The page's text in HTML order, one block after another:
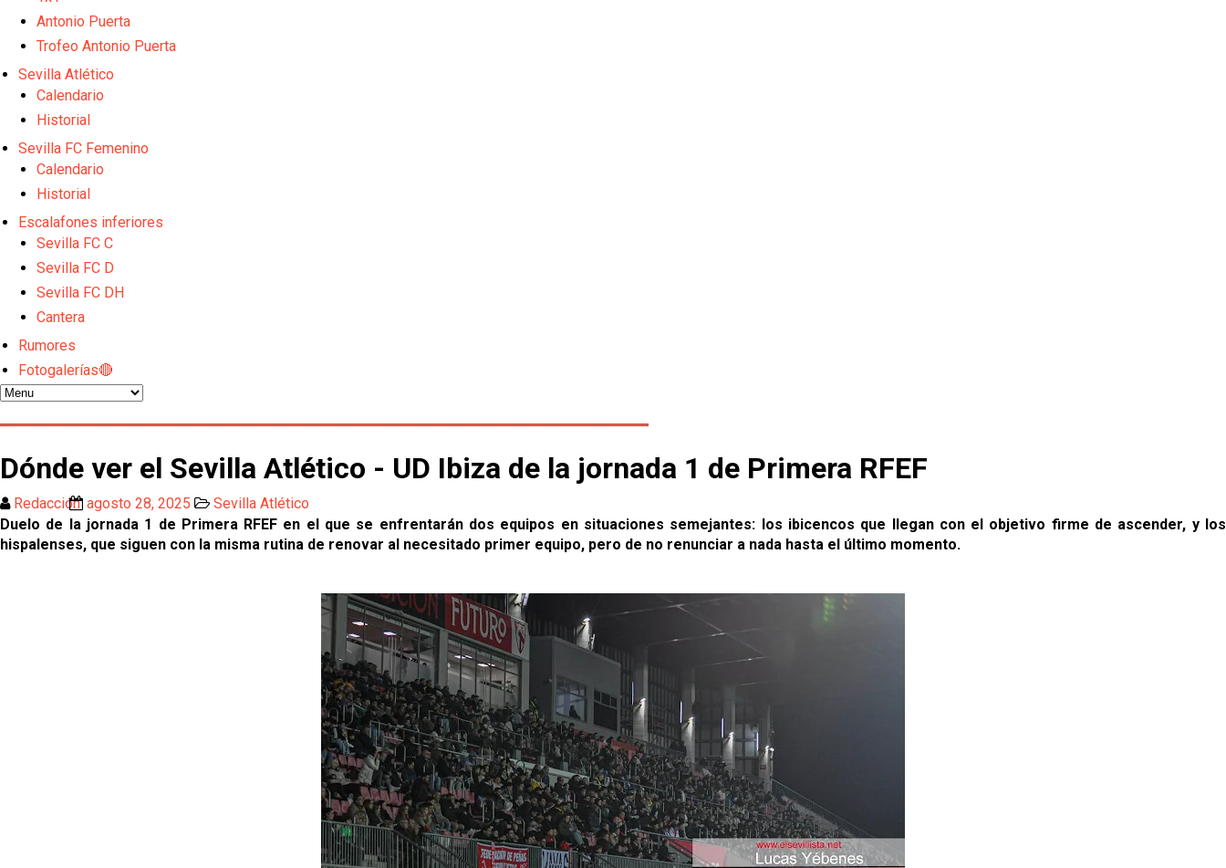
Oso es el siguiente en la lista para salir
Banquillos confirmados: así queda la cantera del Sevilla Femenino para la 2026/27
Previa | El Sevilla FC cierra la pretemporada con el exigente choque ante el Bayer Leverkusen
Antonio Puerta
Trofeo Antonio Puerta
Sevilla Atlético
Calendario
Historial
Sevilla FC Femenino
Calendario
Historial
Escalafones inferiores
Sevilla FC C
Sevilla FC D
Sevilla FC DH
Cantera
Rumores
Fotogalerías🔴
Dónde ver el Sevilla Atlético - UD Ibiza de la jornada 1 de Primera RFEF
Redacción agosto 28, 2025
Sevilla Atlético
Duelo de la jornada 1 de Primera RFEF en el que se enfrentarán dos equipos en situaciones semejantes: los ibicencos que llegan con el objetivo firme de ascender, y los
hispalenses, que siguen con la misma rutina de renovar al necesitado primer equipo, pero de no renunciar a nada hasta el último momento.